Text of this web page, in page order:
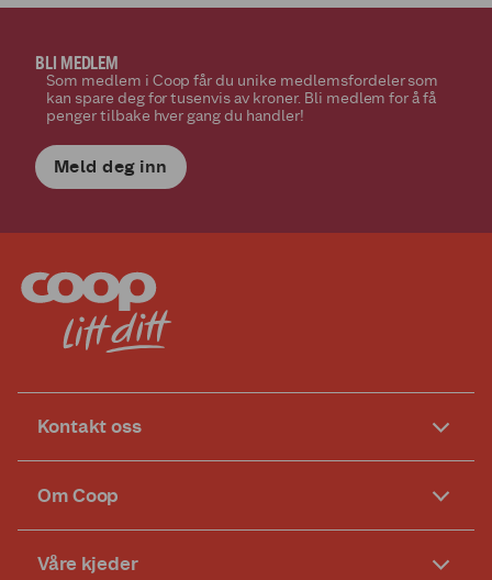
BLI MEDLEM
Som medlem i Coop får du unike medlemsfordeler som
kan spare deg for tusenvis av kroner. Bli medlem for å få
penger tilbake hver gang du handler!
Meld deg inn
Kontakt oss
Om Coop
Våre kjeder